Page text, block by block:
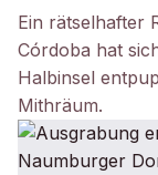
Ein rätselhafter
Córdoba hat
Halbinsel
Mithräum.